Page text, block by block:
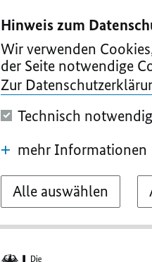
Hinweis zum
Wir verwenden
der Seite notwendige
Zur
Technisch
mehr Informationen
Alle auswählen